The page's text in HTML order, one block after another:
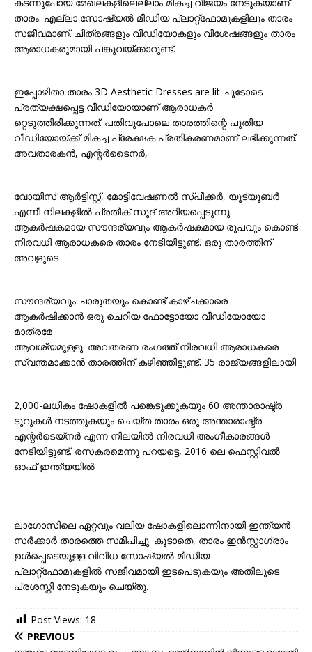
താരം. എല്ലാ സോഷ്യൽ മീഡിയ പ്ലാറ്റ്‌ഫോമുകളിലും താരം
സജീവമാണ്. ചിത്രങ്ങളും വീഡിയോകളും വിശേഷങ്ങളും താരം
ആരാധകരുമായി പങ്കുവയ്ക്കാറുണ്ട്.
ഇപ്പോഴിതാ താരം 3D Aesthetic Dresses are lit ചൂടോടെ
പ്രത്യക്ഷപ്പെട്ട വീഡിയോയാണ് ആരാധകർ
റ്റെടുത്തിരിക്കുന്നത്. പതിവുപോലെ താരത്തിന്റെ പുതിയ
വീഡിയോയ്ക്ക് മികച്ച പ്രേക്ഷക പ്രതികരണമാണ് ലഭിക്കുന്നത്.
അവതാരകൻ, എന്റർടൈനർ,
വോയിസ് ആർട്ടിസ്റ്റ്, മോട്ടിവേഷണൽ സ്പീക്കർ, യൂട്യൂബർ
എന്നീ നിലകളിൽ പ്രതീക് സൂദ് അറിയപ്പെടുന്നു.
ആകർഷകമായ സൗന്ദര്യവും ആകർഷകമായ രൂപവും കൊണ്ട്
നിരവധി ആരാധകരെ താരം നേടിയിട്ടുണ്ട്. ഒരു താരത്തിന്
അവളുടെ
സൗന്ദര്യവും ചാരുതയും കൊണ്ട് കാഴ്ചക്കാരെ
ആകർഷിക്കാൻ ഒരു ചെറിയ ഫോട്ടോയോ വീഡിയോയോ
മാത്രമേ
ആവശ്യമുള്ളൂ. അവതരണ രംഗത്ത് നിരവധി ആരാധകരെ
സ്വന്തമാക്കാൻ താരത്തിന് കഴിഞ്ഞിട്ടുണ്ട്. 35 രാജ്യങ്ങളിലായി
2,000-ലധികം ഷോകളിൽ പങ്കെടുക്കുകയും 60 അന്താരാഷ്ട്ര
ടൂറുകൾ നടത്തുകയും ചെയ്ത താരം ഒരു അന്താരാഷ്ട്ര
എന്റർടെയ്‌നർ എന്ന നിലയിൽ നിരവധി അംഗീകാരങ്ങൾ
നേടിയിട്ടുണ്ട്. രസകരമെന്നു പറയട്ടെ, 2016 ലെ ഫെസ്റ്റിവൽ
ഓഫ് ഇന്ത്യയിൽ
ലാഗോസിലെ ഏറ്റവും വലിയ ഷോകളിലൊന്നിനായി ഇന്ത്യൻ
സർക്കാർ താരത്തെ സമീപിച്ചു. കൂടാതെ, താരം ഇൻസ്റ്റാഗ്രാം
ഉൾപ്പെടെയുള്ള വിവിധ സോഷ്യൽ മീഡിയ
പ്ലാറ്റ്‌ഫോമുകളിൽ സജീവമായി ഇടപെടുകയും അതിലൂടെ
പ്രശസ്തി നേടുകയും ചെയ്തു.
Post Views: 18
PREVIOUS